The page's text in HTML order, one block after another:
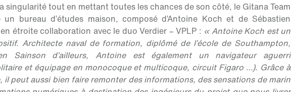
singularité tout en mettant toutes les chances de son côté, le Gitana Team
bureau d’études maison, composé d’Antoine Koch et de Sébastien
étroite collaboration avec le duo Verdier – VPLP : « Antoine Koch est un
Architecte naval de formation, diplômé de l’école de Southampton,
Sainson d’ailleurs, Antoine est également un navigateur aguerri
et équipage en monocoque et multicoque, circuit Figaro …). Grâce à
peut aussi bien faire remonter des informations, des sensations de marin